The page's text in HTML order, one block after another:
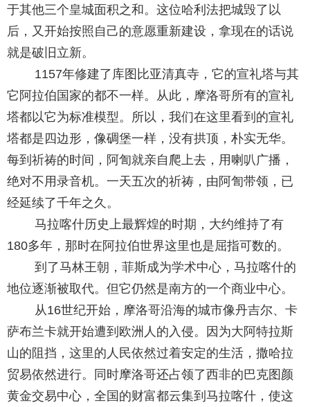
于其他三个皇城面积之和。这位哈利法把城毁了以
后，又开始按照自己的意愿重新建设，拿现在的话说
就是破旧立新。
1157年修建了库图比亚清真寺，它的宣礼塔与其
它阿拉伯国家的都不一样。从此，摩洛哥所有的宣礼
塔都以它为标准模型。所以，我们在这里看到的宣礼
塔都是四边形，像碉堡一样，没有拱顶，朴实无华。
每到祈祷的时间，阿訇就亲自爬上去，用喇叭广播，
绝对不用录音机。一天五次的祈祷，由阿訇带领，已
经延续了千年之久。
马拉喀什历史上最辉煌的时期，大约维持了有
180多年，那时在阿拉伯世界这里也是屈指可数的。
到了马林王朝，菲斯成为学术中心，马拉喀什的
地位逐渐被取代。但它仍然是南方的一个商业中心。
从16世纪开始，摩洛哥沿海的城市像丹吉尔、卡
萨布兰卡就开始遭到欧洲人的入侵。因为大阿特拉斯
山的阻挡，这里的人民依然过着安定的生活，撒哈拉
贸易依然进行。同时摩洛哥还占领了西非的巴克图颜
黄金交易中心，全国的财富都云集到马拉喀什，使这